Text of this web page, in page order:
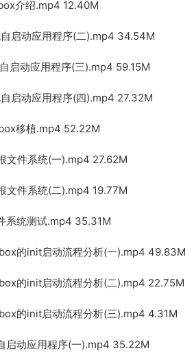
介绍.mp4 12.40M
启动应用程序(二).mp4 34.54M
启动应用程序(三).mp4 59.15M
启动应用程序(四).mp4 27.32M
移植.mp4 52.22M
件系统(一).mp4 27.62M
件系统(二).mp4 19.77M
系统测试.mp4 35.31M
的init启动流程分析(一).mp4 49.83M
的init启动流程分析(二).mp4 22.75M
的init启动流程分析(三).mp4 4.31M
启动应用程序(一).mp4 35.22M